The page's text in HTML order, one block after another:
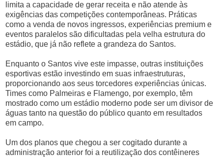
limita a capacidade de gerar receita e não atende às
exigências das competições contemporâneas. Práticas
como a venda de novos ingressos, experiências premium e
eventos paralelos são dificultadas pela velha estrutura do
estádio, que já não reflete a grandeza do Santos.
Enquanto o Santos vive este impasse, outras instituições
esportivas estão investindo em suas infraestruturas,
proporcionando aos seus torcedores experiências únicas.
Times como Palmeiras e Flamengo, por exemplo, têm
mostrado como um estádio moderno pode ser um divisor de
águas tanto na questão do público quanto em resultados
em campo.
Um dos planos que chegou a ser cogitado durante a
administração anterior foi a reutilização dos contêineres